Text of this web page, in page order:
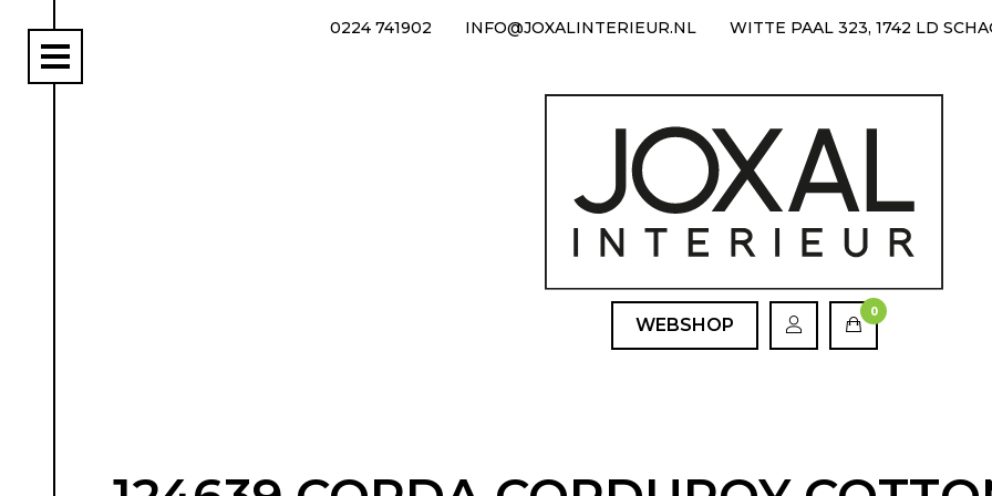
0224 741902 INFO@JOXALINTERIEUR.NL WITTE PAAL 323, 1742 LD
WEBSHOP
0